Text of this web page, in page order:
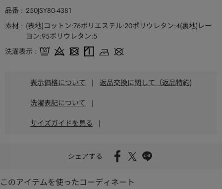
品番
250JSY80-4381
素材
(表地)コットン:76ポリエステル:20ポリウレタン:4(裏地)レー
ヨン:95ポリウレタン:5
洗濯表示
表示価格について | 返品交換に関して（返品特約)
洗濯表記について |
サイズガイドを見る |
シェアする
このアイテムを使ったコーディネート